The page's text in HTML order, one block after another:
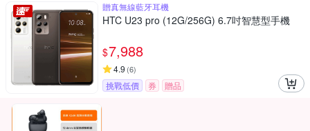
贈真無線藍牙耳機
HTC U23 pro (12G/256G) 6.7吋智慧型手機
$7,988
4.9 (6)
挑戰低價 券 贈品